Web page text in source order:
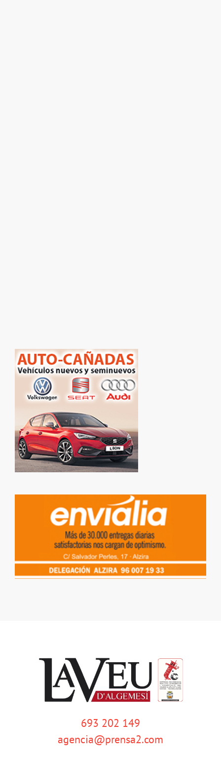
693 202 149
agencia@prensa2.com